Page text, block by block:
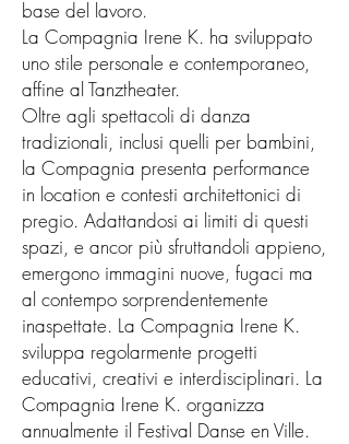
base del lavoro.
La Compagnia Irene K. ha sviluppato
uno stile personale e contemporaneo,
affine al Tanztheater.
Oltre agli spettacoli di danza
tradizionali, inclusi quelli per bambini,
la Compagnia presenta performance
in location e contesti architettonici di
pregio. Adattandosi ai limiti di questi
spazi, e ancor più sfruttandoli appieno,
emergono immagini nuove, fugaci ma
al contempo sorprendentemente
inaspettate. La Compagnia Irene K.
sviluppa regolarmente progetti
educativi, creativi e interdisciplinari. La
Compagnia Irene K. organizza
annualmente il Festival Danse en Ville.